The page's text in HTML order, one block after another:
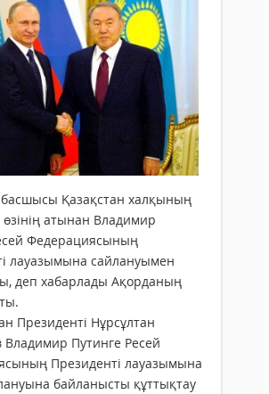
Қазақстан халқының
атынан Владимир
Федерациясының
лауазымына сайлануымен
деп хабарлады Ақорданың
Президенті Нұрсұлтан
Владимир Путинге Ресей
Президенті лауазымына
байланысты құттықтау